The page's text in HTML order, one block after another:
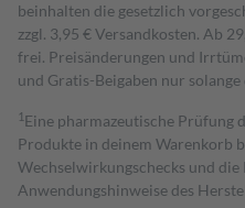
beinhalten die gesetzlich
zzgl. 3,95 € Versandkosten. Ab
frei. Preisänderungen und
und Gratis-Beigaben nur
1 Eine pharmazeutische Prüfung
Produkte in deinem Warenkorb
Wechselwirkungschecks und
Anwendungshinweise des